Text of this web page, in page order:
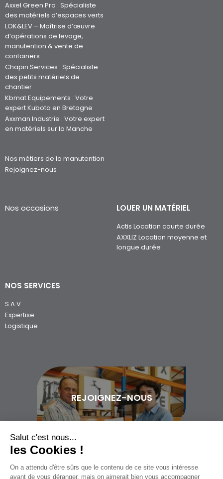
Axxel Green Pro : Spécialiste
des matériels d’espaces verts
LOK&LEV – Maîtrise d’œuvre
d’opérations de levage,
manutention & vente de
containers
Chapin Services : Spécialiste
des petits matériels de
chantier
Kbmat Equipements : Votre
expert Kubota en Bretagne
Axxman Industrie : Votre expert
en matériels sur la Manche
Nos métiers de la manutention
Rejoignez-nous
Nos occasions LOUER UN MATÉRIEL
Actis Location courte durée
AXXLIZ Location moyenne et
longue durée
NOS SERVICES
S.A.V
Expertise
Logistique
REJOIGNEZ-NOUS
02 97 400 200
Salut c'est nous...
les Cookies !
On a attendu d'être sûrs que le contenu de ce site vous intéresse
avant de vous déranger, mais on aimerait bien vous accompagner